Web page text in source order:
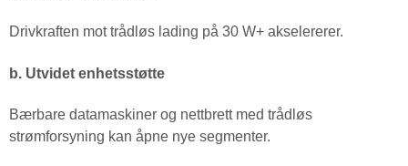
Drivkraften mot trådløs lading på 30 W+ akselererer.
b. Utvidet enhetsstøtte
Bærbare datamaskiner og nettbrett med trådløs
strømforsyning kan åpne nye segmenter.